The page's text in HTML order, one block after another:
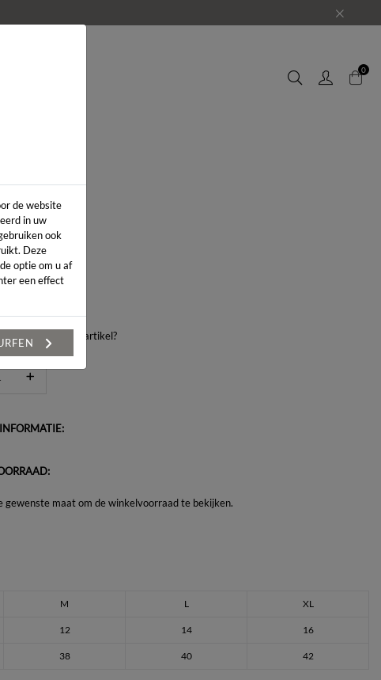
0
vraag over dit artikel?
gewenste maat om de winkelvoorraad te bekijken.
M L XL
12 14 16
38 40 42
de website
in uw
ook
Deze
optie om u af
een effect